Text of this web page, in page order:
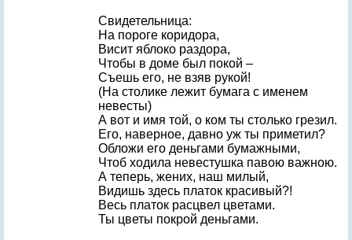
Свидетельница:
На пороге коридора,
Висит яблоко раздора,
Чтобы в доме был покой –
Съешь его, не взяв рукой!
(На столике лежит бумага с именем
невесты)
А вот и имя той, о ком ты столько грезил.
Его, наверное, давно уж ты приметил?
Обложи его деньгами бумажными,
Чтоб ходила невестушка павою важною.
А теперь, жених, наш милый,
Видишь здесь платок красивый?!
Весь платок расцвел цветами.
Ты цветы покрой деньгами.